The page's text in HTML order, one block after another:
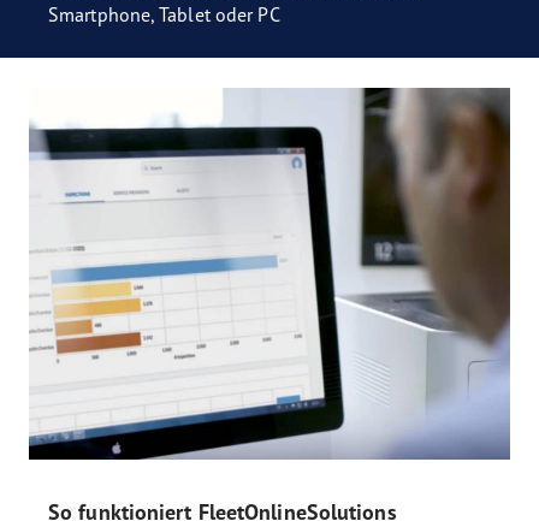
Smartphone, Tablet oder PC
So funktioniert FleetOnlineSolutions